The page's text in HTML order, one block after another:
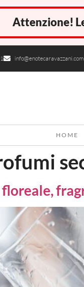
Attenzione!
info@enotecaravazzani.com
HOME